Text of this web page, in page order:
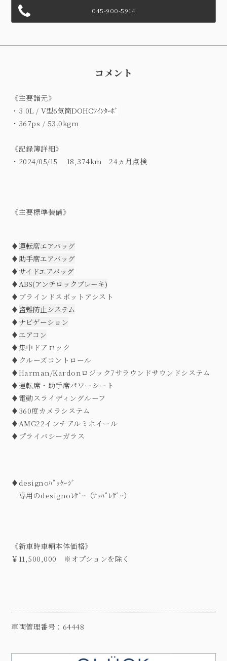
045-900-5914
コメント
《主要諸元》
・3.0L /V型6気筒DOHCﾂｲﾝﾀｰﾎﾞ
・367ps / 53.0kgm
《記録簿詳細》
・2024/05/15 18,374km 24ヵ月点検
《主要標準装備》
♦運転席エアバッグ
♦助手席エアバッグ
♦ サイドエアバッグ
♦ABS(アンチロックブレーキ)
♦ブラインドスポットアシスト
♦ 盗難防止システム
♦ ナビゲーション
♦ エアコン
♦集中ドアロック
♦クルーズコントロール
♦Harman/Kardonロジック7サラウンドサウンドシステム
♦運転席・助手席パワーシート
♦電動スライディングルーフ
♦360度カメラシステム
♦AMG22インチアルミホイール
♦プライバシーガラス
♦designoﾊﾟｯｹｰｼﾞ
専用のdesignoﾚｻﾞｰ（ﾅｯﾊﾟﾚｻﾞｰ）
《新車時車輛本体価格》
￥11,500,000 ※オプションを除く
車両管理番号：64448